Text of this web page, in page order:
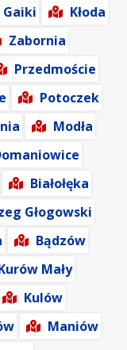
Gaiki
Kłoda
Zabornia
Przedmoście
Potoczek
Modła
Białołęka
Głogowski
Bądzów
Mały
Kulów
Maniów